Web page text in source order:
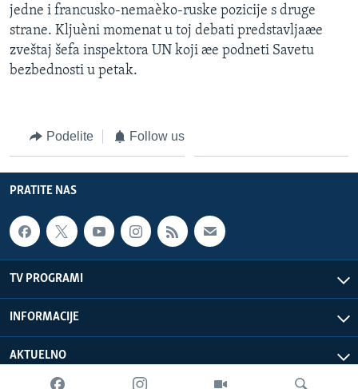
jedne i francusko-nemaèko-ruske pozicije s druge
strane. Kljuèni momenat u toj debati predstavljaæe
zveštaj šefa inspektora UN koji æe podneti Savetu
bezbednosti u petak.
Podelite Follow us
PRATITE NAS
TV PROGRAMI
INFORMACIJE
AKTUELNO